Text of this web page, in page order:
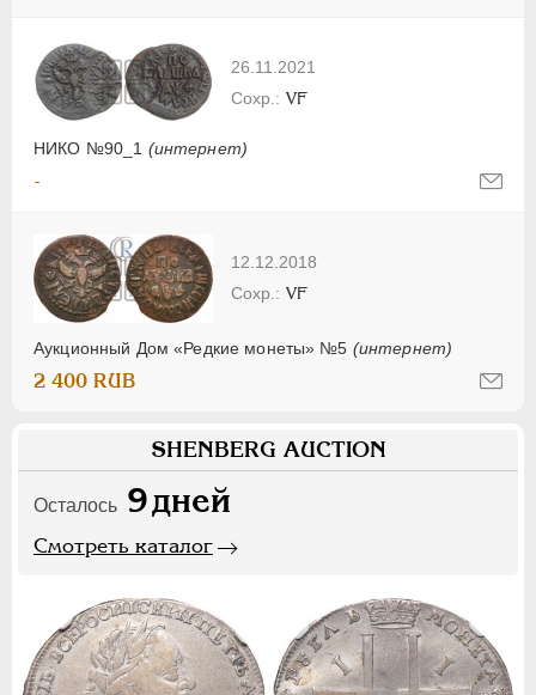
26.11.2021
НИКО №90_1 (интернет)
VF
-
12.12.2018
Аукционный Дом «Редкие монеты» №5 (интернет)
VF
2 400 RUB
SHENBERG AUCTION
Осталось 9дней
Смотреть каталог